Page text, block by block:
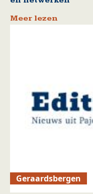
Meer lezen
Geraardsbergen